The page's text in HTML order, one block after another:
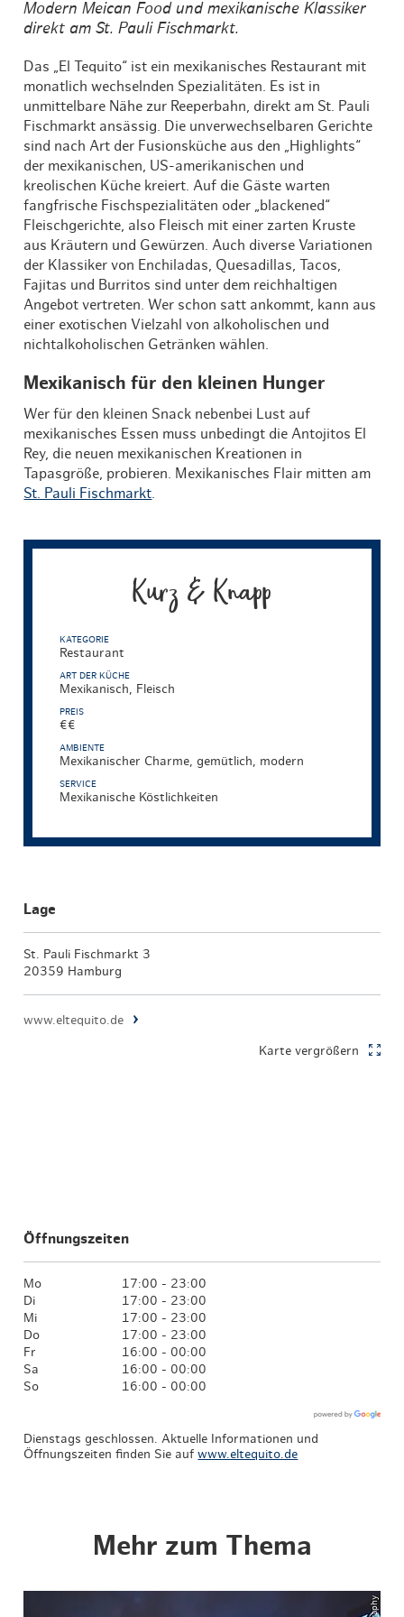
Modern Meican Food und mexikanische Klassiker
direkt am St. Pauli Fischmarkt.
Das „El Tequito“ ist ein mexikanisches Restaurant mit
monatlich wechselnden Spezialitäten. Es ist in
unmittelbare Nähe zur Reeperbahn, direkt am St. Pauli
Fischmarkt ansässig. Die unverwechselbaren Gerichte
sind nach Art der Fusionsküche aus den „Highlights“
der mexikanischen, US-amerikanischen und
kreolischen Küche kreiert. Auf die Gäste warten
fangfrische Fischspezialitäten oder „blackened“
Fleischgerichte, also Fleisch mit einer zarten Kruste
aus Kräutern und Gewürzen. Auch diverse Variationen
der Klassiker von Enchiladas, Quesadillas, Tacos,
Fajitas und Burritos sind unter dem reichhaltigen
Angebot vertreten. Wer schon satt ankommt, kann aus
einer exotischen Vielzahl von alkoholischen und
nichtalkoholischen Getränken wählen.
Mexikanisch für den kleinen Hunger
Wer für den kleinen Snack nebenbei Lust auf
mexikanisches Essen muss unbedingt die Antojitos El
Rey, die neuen mexikanischen Kreationen in
Tapasgröße, probieren. Mexikanisches Flair mitten am
St. Pauli Fischmarkt.
Kurz & Knapp
KATEGORIE
Restaurant
ART DER KÜCHE
Mexikanisch, Fleisch
PREIS
€€
AMBIENTE
Mexikanischer Charme, gemütlich, modern
SERVICE
Mexikanische Köstlichkeiten
Lage
St. Pauli Fischmarkt 3
20359 Hamburg
www.eltequito.de
Karte vergrößern
Öffnungszeiten
Mo
17:00 - 23:00
Di
17:00 - 23:00
Mi
17:00 - 23:00
Do
17:00 - 23:00
Fr
16:00 - 00:00
Sa
16:00 - 00:00
So
16:00 - 00:00
Dienstags geschlossen. Aktuelle Informationen und
Öffnungszeiten finden Sie aufwww.eltequito.de
Mehr zum Thema